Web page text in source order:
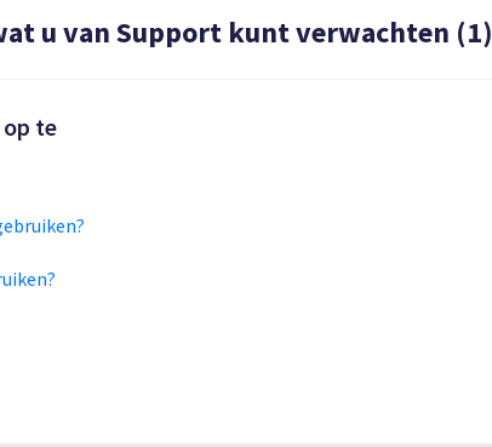
u van Support kunt verwachten (1)
te
gebruiken?